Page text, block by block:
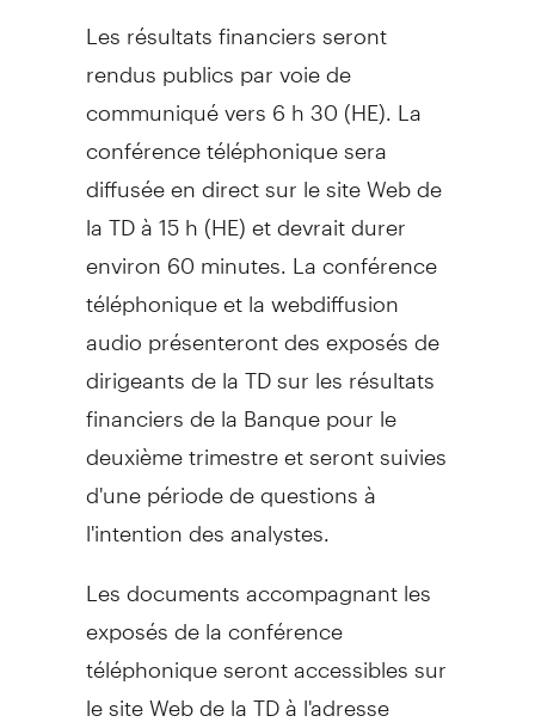
Les résultats financiers seront
rendus publics par voie de
communiqué vers 6 h 30 (HE). La
conférence téléphonique sera
diffusée en direct sur le site Web de
la TD à 15 h (HE) et devrait durer
environ 60 minutes. La conférence
téléphonique et la webdiffusion
audio présenteront des exposés de
dirigeants de la TD sur les résultats
financiers de la Banque pour le
deuxième trimestre et seront suivies
d'une période de questions à
l'intention des analystes.
Les documents accompagnant les
exposés de la conférence
téléphonique seront accessibles sur
le site Web de la TD à l'adresse